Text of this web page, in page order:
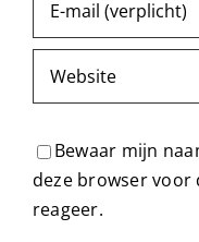
Bewaar mijn
deze browser voor
reageer.